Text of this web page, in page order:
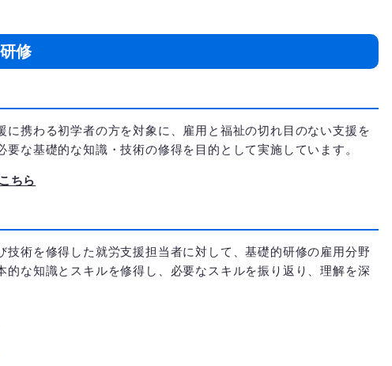
修
携わる初学者の方を対象に、雇用と福祉の切れ目のない支援を
な基礎的な知識・技術の修得を目的として実施しています。
ちら
術を修得した就労支援担当者に対して、基礎的研修の雇用分野
な知識とスキルを修得し、必要なスキルを振り返り、理解を深